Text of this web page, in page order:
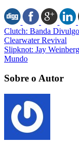
Clutch: Banda
Clearwater Revival
Slipknot: Jay
Mundo
Sobre o Autor